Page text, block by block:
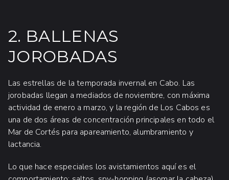
2. BALLENAS
JOROBADAS
Las estrellas de la temporada invernal en Cabo. Las
jorobadas llegan a mediados de noviembre, con máxima
actividad de enero a marzo, y la región de Los Cabos es
una de dos áreas de concentración principales en todo el
Mar de Cortés para apareamiento, alumbramiento y
lactancia.
Lo que hace especiales los avistamientos aquí es el